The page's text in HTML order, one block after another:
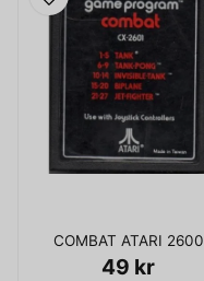
COMBAT ATARI 2600
49 kr